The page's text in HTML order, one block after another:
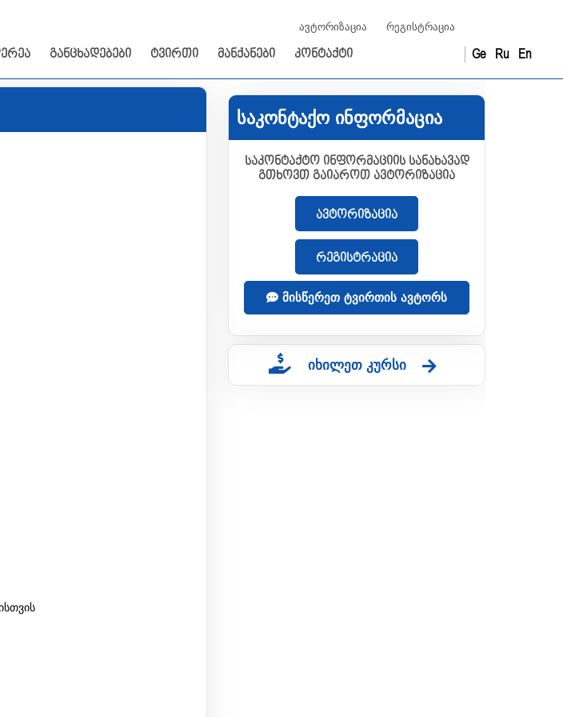
ავტორიზაცია რეგისტრაცია
განცხადებები ტვირთი მანქანები კონტაქტი Ge Ru En
საკონტაქო ინფორმაცია
საკონტაქტო ინფორმაციის სანახავად
გთხოვთ გაიაროთ ავტორიზაცია
ავტორიზაცია
რეგისტრაცია
მისწერეთ ტვირთის ავტორს
იხილეთ კურსი